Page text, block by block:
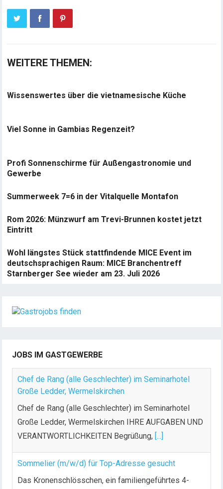
WEITERE THEMEN:
Wissenswertes über die vietnamesische Küche
Viel Sonne in Gambias Regenzeit?
Profi Sonnenschirme für Außengastronomie und
Gewerbe
Summerweek 7=6 in der Vitalquelle Montafon
Rom 2026: Münzwurf am Trevi-Brunnen kostet jetzt
Eintritt
Wohl längstes Stück stattfindende MICE Event im
deutschsprachigen Raum: MICE Branchentreff
Starnberger See wieder am 23. Juli 2026
JOBS IM GASTGEWERBE
Chef de Rang (alle Geschlechter) im Seminarhotel
Große Ledder, Wermelskirchen
Chef de Rang (alle Geschlechter) im Seminarhotel
Große Ledder, Wermelskirchen IHRE AUFGABEN UND
VERANTWORTLICHKEITEN Begrüßung, [...]
Sommelier (m/w/d) für Top-Adresse gesucht
Das Kronenschlösschen, ein familiengeführtes 4-